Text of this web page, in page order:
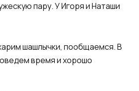
пару. У Игоря и Наташи
шашлычки, пообщаемся. В
время и хорошо